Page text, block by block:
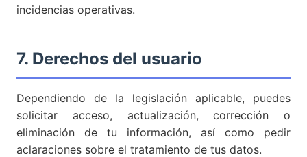
incidencias operativas.
7. Derechos del usuario
Dependiendo de la legislación aplicable, puedes
solicitar acceso, actualización, corrección o
eliminación de tu información, así como pedir
aclaraciones sobre el tratamiento de tus datos.